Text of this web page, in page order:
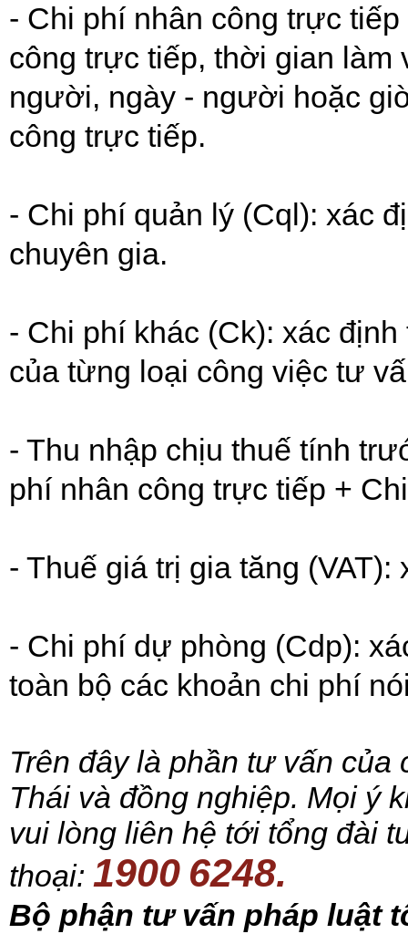
- Chi phí nhân công trực
công trực tiếp, thời gian làm
người, ngày - người hoặc
công trực tiếp.
- Chi phí quản lý (Cql): xác
chuyên gia.
- Chi phí khác (Ck): xác
của từng loại công việc tư
- Thu nhập chịu thuế tính
phí nhân công trực tiếp +
- Thuế giá trị gia tăng
- Chi phí dự phòng (Cdp):
toàn bộ các khoản chi phí
Trên đây là phần tư vấn
Thái và đồng nghiệp. Mọi ý
vui lòng liên hệ tới tổng đài
thoại: 1900 6248.
Bộ phận tư vấn pháp luật